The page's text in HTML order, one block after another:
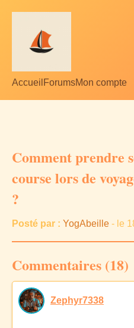
Accueil ForumsMon compte
Comment prendre
course lors de
?
Posté par : YogAbeille - le
Commentaires (18)
Zephyr7338